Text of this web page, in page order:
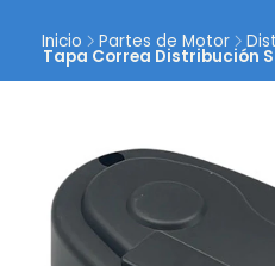
Inicio Partes de Motor
Tapa Correa Distribución